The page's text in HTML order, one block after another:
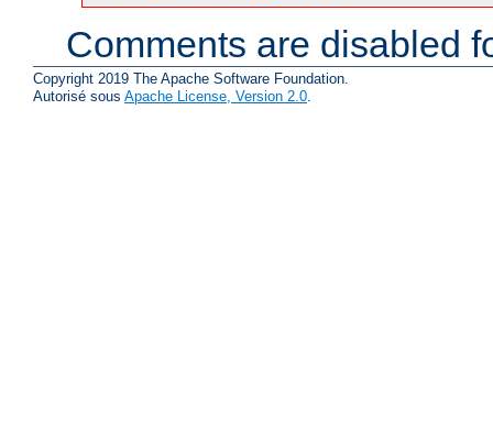
Comments are disabled
Copyright 2019 The Apache Software Foundation.
Autorisé sous Apache License, Version 2.0